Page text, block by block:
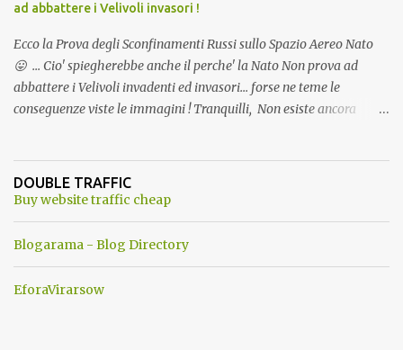
ad abbattere i Velivoli invasori !
Ecco la Prova degli Sconfinamenti Russi sullo Spazio Aereo Nato
😛 ... Cio' spiegherebbe anche il perche' la Nato Non prova ad
abbattere i Velivoli invadenti ed invasori... forse ne teme le
conseguenze viste le immagini ! Tranquilli, Non esiste ancora
ancora una fantasia Nato o forse una "False Flag", per provocare
una guerra mondiale che difficilmente da menti sane, potrebbe
DOUBLE TRAFFIC
Buy website traffic cheap
Blogarama - Blog Directory
EforaVirarsow